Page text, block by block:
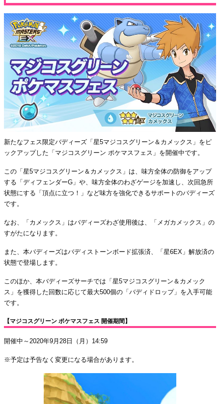
新たなフェス限定バディーズ「星5マジコスグリーン＆カメックス」をピ
ックアップした「マジコスグリーン ポケマスフェス」を開催中です。
この「星5マジコスグリーン＆カメックス」は、味方全体の防御をアップ
する「ディフェンダーG」や、味方全体のわざゲージを加速し、次回急所
状態にする「頂点に立つ！」など味方を強化できるサポートのバディーズ
です。
なお、「カメックス」はバディーズわざ使用後は、「メガカメックス」の
すがたになります。
また、本バディーズはバディストーンボード拡張済、「星6EX」解放済の
状態で登場します。
このほか、本バディーズサーチでは「星5マジコスグリーン＆カメック
ス」を獲得した回数に応じて最大500個の「バディドロップ」を入手可能
です。
【マジコスグリーン ポケマスフェス 開催期間】
開催中～2020年9月28日（月）14:59
※予定は予告なく変更になる場合があります。